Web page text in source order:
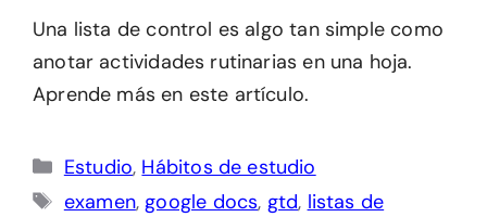
Una lista de control es algo tan simple como
anotar actividades rutinarias en una hoja.
Aprende más en este artículo.
Categorías
Estudio, Hábitos de estudio
Etiquetas
examen, google docs, gtd, listas de